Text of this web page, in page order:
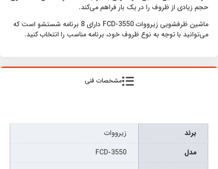
حجم زیادی از ظروف را در یک بار فراهم می‌کند.
ماشین ظرفشویی زیرووات FCD-3550 دارای 8 برنامه شستشو است که
می‌توانید با توجه به نوع ظروف خود، برنامه مناسب را انتخاب کنید.
مشخصات فنی
برند
زیرووات
مدل
FCD-3550